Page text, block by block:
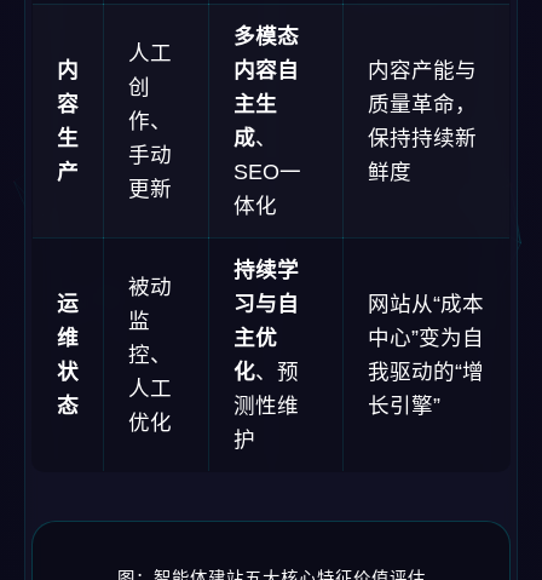
内
容
生
产
人工
创
作、
手动
更新
多模态
内容自
主生
成、
SEO一
体化
内容产能与
质量革命，
保持持续新
鲜度
运
维
状
态
被动
监
控、
人工
优化
持续学
习与自
主优
化、预
测性维
护
网站从“成本
中心”变为自
我驱动的“增
长引擎”